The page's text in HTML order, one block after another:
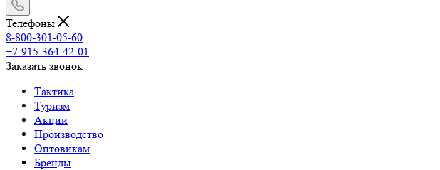
Телефоны
8-800-301-05-60
+7-915-364-42-01
Заказать звонок
Тактика
Туризм
Акции
Производство
Оптовикам
Бренды